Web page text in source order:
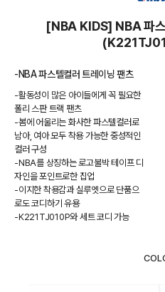
[NBA KIDS] NBA 파
-NBA 파스텔컬러 트레이닝 팬츠
-활동성이 많은 아이들에게 꼭 필요한
폴리 스판 트랙 팬츠
-봄에 어울리는 화사한 파스텔컬러로
남아, 여아 모두 착용 가능한 중성적인
컬러 구성
-NBA를 상징하는 로고불박 테이프 디
자인을 포인트로한 집업
-이지한 착용감과 실루엣으로 단품으
로도 코디하기 유용
-K221TJ010P와 세트 코디 가능